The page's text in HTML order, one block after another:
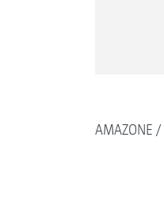
AMAZONE